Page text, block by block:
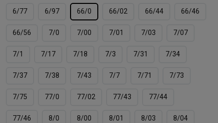
6/77 6/97 66/0 66/02 66/44 66/46
66/56 7/0 7/00 7/01 7/03 7/07
7/1 7/17 7/18 7/3 7/31 7/34
7/37 7/38 7/43 7/7 7/71 7/73
7/75 77/0 77/02 77/43 77/44
77/46 8/0 8/00 8/01 8/03 8/04